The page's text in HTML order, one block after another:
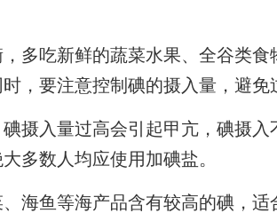
吃新鲜的蔬菜水果、全谷类食
，要注意控制碘的摄入量，避免
入量过高会引起甲亢，碘摄入
多数人均应使用加碘盐。
鱼等海产品含有较高的碘，适